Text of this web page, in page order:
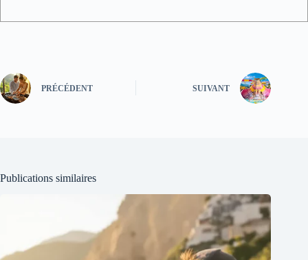
PRÉCÉDENT SUIVANT
Publications similaires